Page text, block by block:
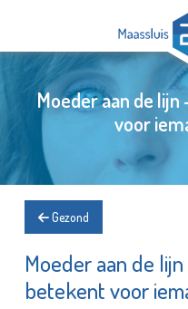
Moeder aan de
voor
Gezond
Moeder aan de
betekent voor